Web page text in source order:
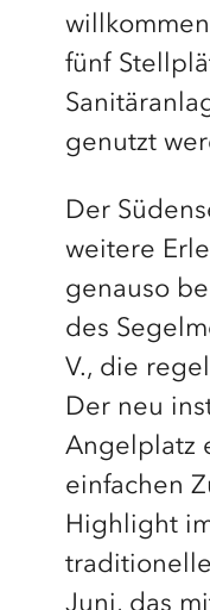
fünf
genutzt
Der
weitere
genauso
des
V., die
Der neu
Angelplatz
einfachen
Highlight
Juni, das